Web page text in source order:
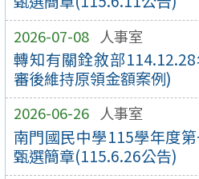
2026-07-08 人事室
轉知有關銓敘部
審後維持原領金額案例)
2026-06-26 人事室
南門國民中學115學年度
甄選簡章(115.6.26公告)